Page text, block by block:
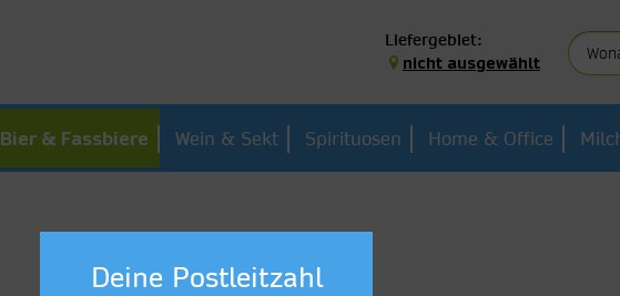
Liefergebiet:
nicht ausgewählt
Bier & Fassbiere Wein & Sekt Spirituosen Home & Office
Deine Postleitzahl